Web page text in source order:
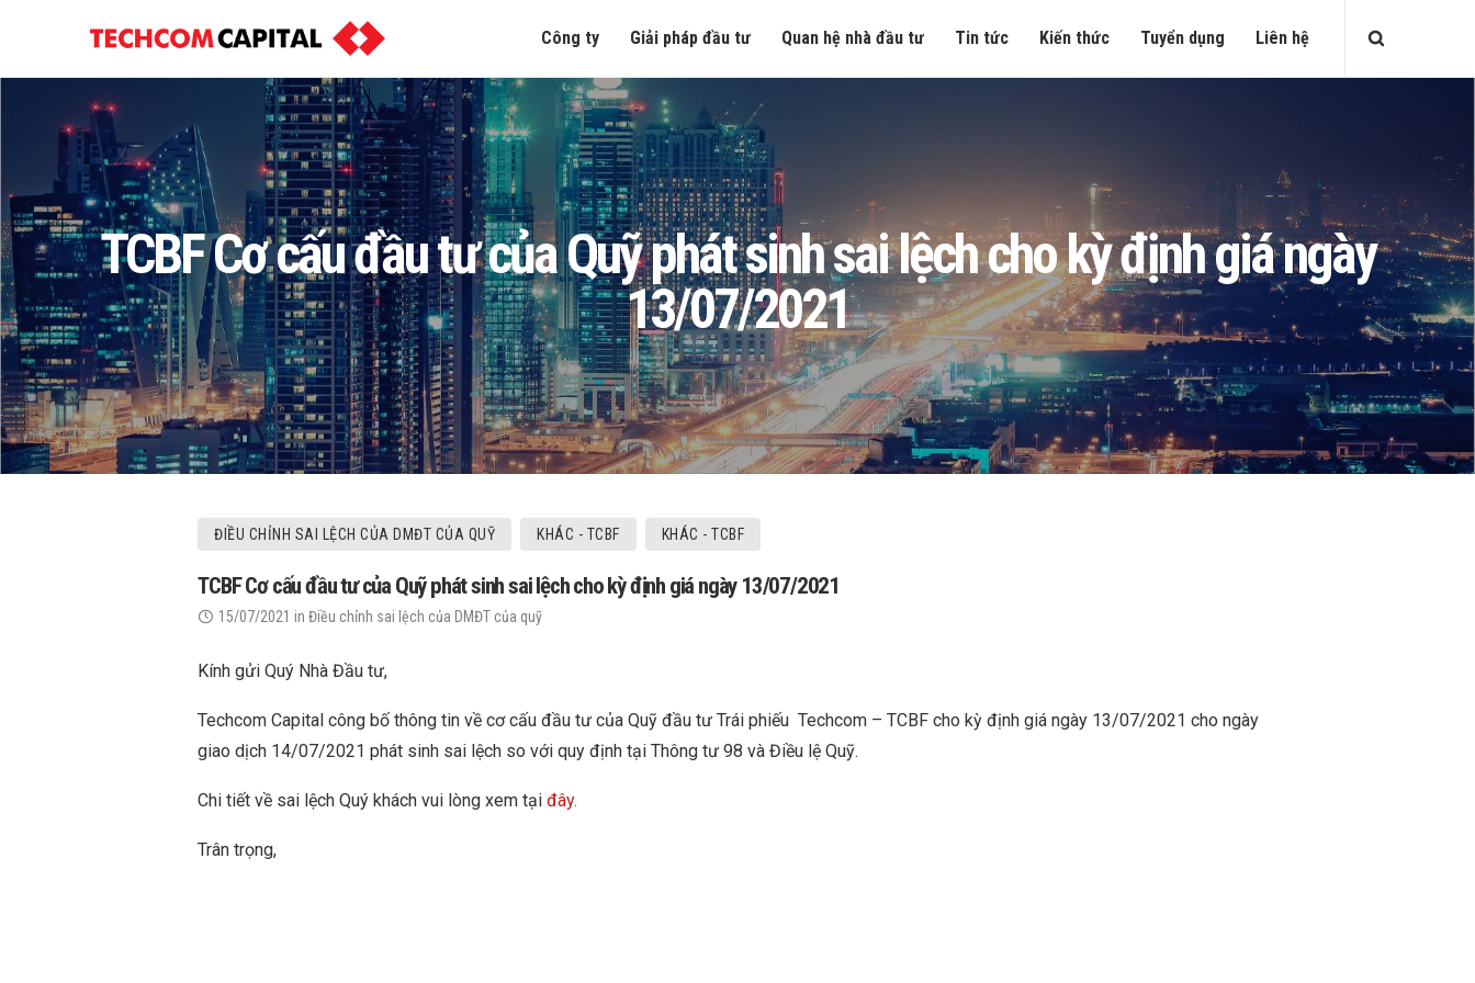
Công ty Giải pháp đầu tư Quan hệ nhà đầu tư Tin tức Kiến thức Tuyển dụng Liên hệ
TCBF Cơ cấu đầu tư của Quỹ phát sinh sai lệch cho kỳ định giá ngày
13/07/2021
ĐIỀU CHỈNH SAI LỆCH CỦA DMĐT CỦA QUỸ KHÁC - TCBF KHÁC - TCBF
TCBF Cơ cấu đầu tư của Quỹ phát sinh sai lệch cho kỳ định giá ngày 13/07/2021
15/07/2021 in Điều chỉnh sai lệch của DMĐT của quỹ
Kính gửi Quý Nhà Đầu tư,
Techcom Capital công bố thông tin về cơ cấu đầu tư của Quỹ đầu tư Trái phiếu Techcom – TCBF cho kỳ định giá ngày 13/07/2021 cho ngày
giao dịch 14/07/2021 phát sinh sai lệch so với quy định tại Thông tư 98 và Điều lệ Quỹ.
Chi tiết về sai lệch Quý khách vui lòng xem tạiđây.
Trân trọng,